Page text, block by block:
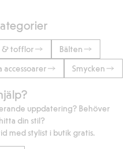
& tofflor
Bälten
accessoarer Smycken
uppdatering? Behöver
din stil?
med stylist i butik gratis.